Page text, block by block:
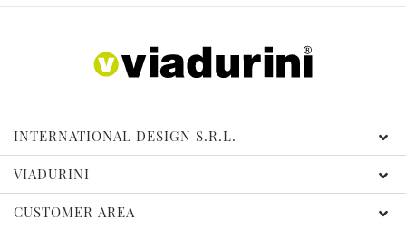
INTERNATIONAL DESIGN S.R.L.
VIADURINI
CUSTOMER AREA